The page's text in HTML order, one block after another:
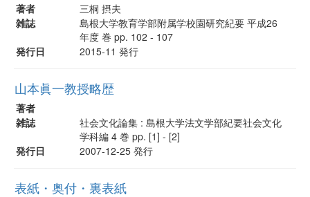
著者
三桐 摂夫
雑誌
島根大学教育学部附属学校園研究紀要 平成26
年度 巻 pp. 102 - 107
発行日
2015-11 発行
山本眞一教授略歴
著者
雑誌
社会文化論集 : 島根大学法文学部紀要社会文化
学科編 4 巻 pp. [1] - [2]
発行日
2007-12-25 発行
表紙・奥付・裏表紙